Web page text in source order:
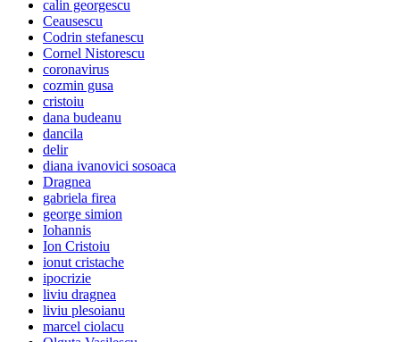
calin georgescu
Ceausescu
Codrin stefanescu
Cornel Nistorescu
coronavirus
cozmin gusa
cristoiu
dana budeanu
dancila
delir
diana ivanovici sosoaca
Dragnea
gabriela firea
george simion
Iohannis
Ion Cristoiu
ionut cristache
ipocrizie
liviu dragnea
liviu plesoianu
marcel ciolacu